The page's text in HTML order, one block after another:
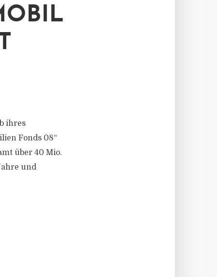
ihres
Fonds 08“
über 40 Mio.
und